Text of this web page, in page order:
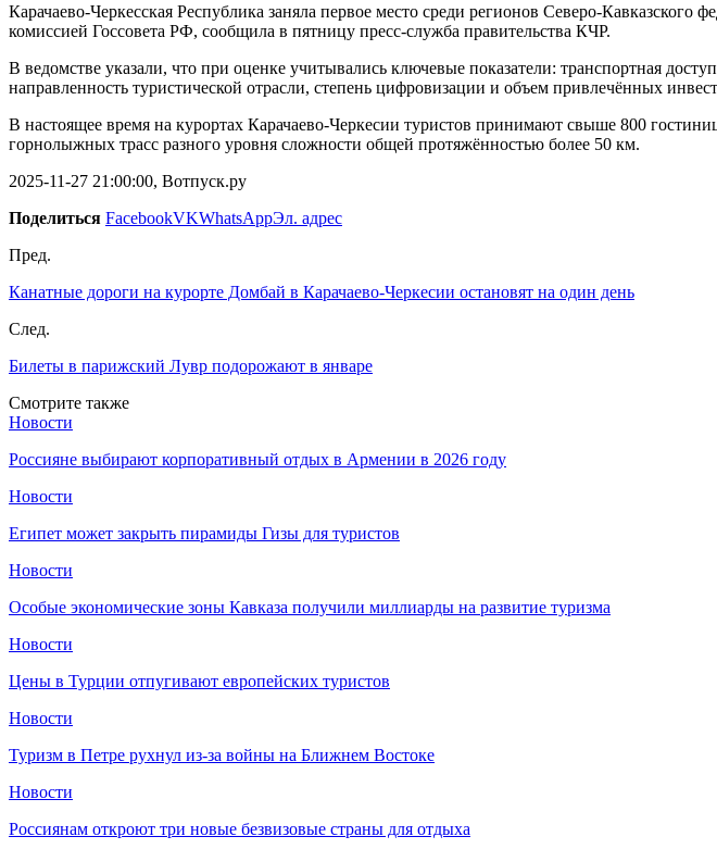
Карачаево-Черкесская Республика заняла первое место среди регионов Северо-Кавказского
комиссией Госсовета РФ, сообщила в пятницу пресс-служба правительства КЧР.
В ведомстве указали, что при оценке учитывались ключевые показатели: транспортная
направленность туристической отрасли, степень цифровизации и объем привлечённых
В настоящее время на курортах Карачаево-Черкесии туристов принимают свыше 800
горнолыжных трасс разного уровня сложности общей протяжённостью более 50 км.
2025-11-27 21:00:00, Вотпуск.ру
Поделиться FacebookVKWhatsAppЭл. адрес
Пред.
Канатные дороги на курорте Домбай в Карачаево-Черкесии остановят на один день
След.
Билеты в парижский Лувр подорожают в январе
Смотрите также
Новости
Россияне выбирают корпоративный отдых в Армении в 2026 году
Новости
Египет может закрыть пирамиды Гизы для туристов
Новости
Особые экономические зоны Кавказа получили миллиарды на развитие туризма
Новости
Цены в Турции отпугивают европейских туристов
Новости
Туризм в Петре рухнул из-за войны на Ближнем Востоке
Новости
Россиянам откроют три новые безвизовые страны для отдыха